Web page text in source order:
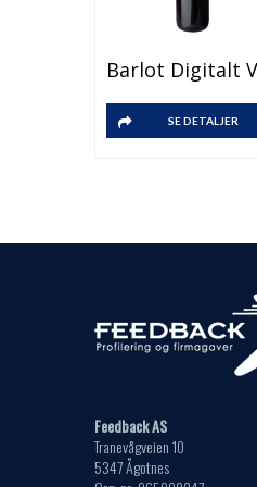
SE DETALJER
Feedback AS
Tranevågveien 10
5347 Ågotnes